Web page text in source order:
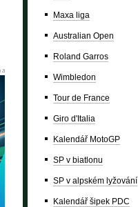
Maxa liga
Australian Open
Roland Garros
Wimbledon
Tour de France
Giro d'Italia
Kalendář MotoGP
SP v biatlonu
SP v alpském lyžování
Kalendář šipek PDC